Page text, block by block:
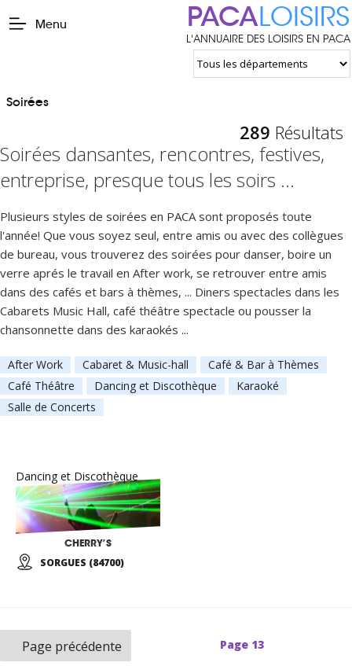
Menu PACALOISIRS
L'ANNUAIRE DES LOISIRS EN PACA
Soirées
289 Résultats
Soirées dansantes, rencontres, festives,
entreprise, presque tous les soirs ...
Plusieurs styles de soirées en PACA sont proposés toute
l'année! Que vous soyez seul, entre amis ou avec des collègues
de bureau, vous trouverez des soirées pour danser, boire un
verre aprés le travail en After work, se retrouver entre amis
dans des cafés et bars à thèmes, ... Diners spectacles dans les
Cabarets Music Hall, café théâtre spectacle ou pousser la
chansonnette dans des karaokés ...
After Work Cabaret & Music-hall
Café & Bar à Thèmes
Café Théâtre
Dancing et Discothèque
Karaoké
Salle de Concerts
Dancing et Discothèque
CHERRY’S
SORGUES (84700)
Page précédente Page 13